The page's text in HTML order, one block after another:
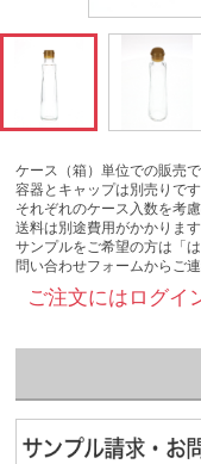
ケース（箱）単位での販売で
容器とキャップは別売りです
それぞれのケース入数を考
送料は別途費用がかかります
サンプルをご希望の方は「
問い合わせフォームからご連
ご注文にはログイ